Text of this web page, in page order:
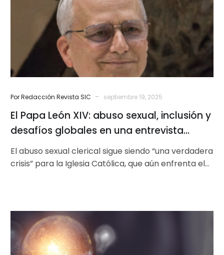
sexual,
inclusión
y
desafíos
globales
en
entrevista
reveladora
Por Redacción Revista SIC - septiembre 19, 2025
El Papa León XIV: abuso sexual, inclusión y
desafíos globales en una entrevista
reveladora
El abuso sexual clerical sigue siendo “una verdadera
crisis” para la Iglesia Católica, que aún enfrenta el
las
nuevas